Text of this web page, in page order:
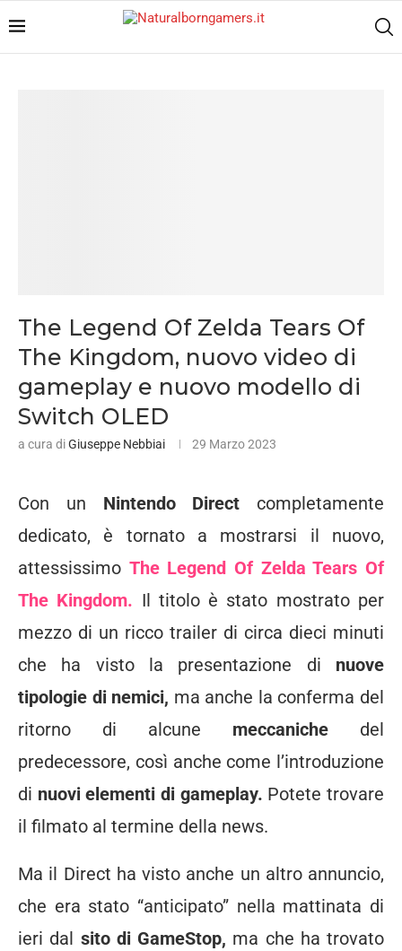
The Legend Of Zelda Tears Of
The Kingdom, nuovo video di
gameplay e nuovo modello di
Switch OLED
a cura diGiuseppe Nebbiai 29 Marzo 2023
Con un Nintendo Direct completamente
dedicato, è tornato a mostrarsi il nuovo,
attessissimo The Legend Of Zelda Tears Of
The Kingdom. Il titolo è stato mostrato per
mezzo di un ricco trailer di circa dieci minuti
che ha visto la presentazione di nuove
tipologie di nemici, ma anche la conferma del
ritorno di alcune meccaniche del
predecessore, così anche come l’introduzione
di nuovi elementi di gameplay. Potete trovare
il filmato al termine della news.
Ma il Direct ha visto anche un altro annuncio,
che era stato “anticipato” nella mattinata di
ieri dal sito di GameStop, ma che ha trovato